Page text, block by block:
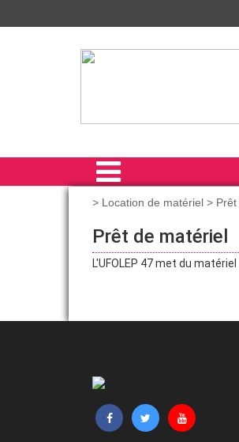
- QUI SOMMES-NOUS ?
- LES ACTIONS DU COMITÉ
- NOS ÉVÉNEMENTS
- VIE ASSOCIATIVE ET
> Location de matériel >
Prêt de matériel
L'UFOLEP 47 met du